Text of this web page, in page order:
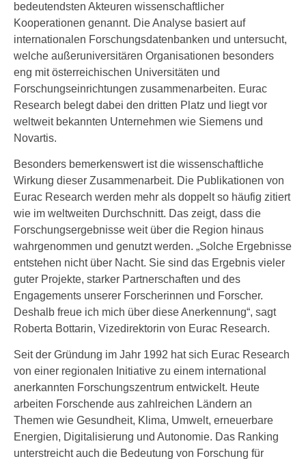
bedeutendsten Akteuren wissenschaftlicher
Kooperationen genannt. Die Analyse basiert auf
internationalen Forschungsdatenbanken und untersucht,
welche außeruniversitären Organisationen besonders
eng mit österreichischen Universitäten und
Forschungseinrichtungen zusammenarbeiten. Eurac
Research belegt dabei den dritten Platz und liegt vor
weltweit bekannten Unternehmen wie Siemens und
Novartis.
Besonders bemerkenswert ist die wissenschaftliche
Wirkung dieser Zusammenarbeit. Die Publikationen von
Eurac Research werden mehr als doppelt so häufig zitiert
wie im weltweiten Durchschnitt. Das zeigt, dass die
Forschungsergebnisse weit über die Region hinaus
wahrgenommen und genutzt werden. „Solche Ergebnisse
entstehen nicht über Nacht. Sie sind das Ergebnis vieler
guter Projekte, starker Partnerschaften und des
Engagements unserer Forscherinnen und Forscher.
Deshalb freue ich mich über diese Anerkennung“, sagt
Roberta Bottarin, Vizedirektorin von Eurac Research.
Seit der Gründung im Jahr 1992 hat sich Eurac Research
von einer regionalen Initiative zu einem international
anerkannten Forschungszentrum entwickelt. Heute
arbeiten Forschende aus zahlreichen Ländern an
Themen wie Gesundheit, Klima, Umwelt, erneuerbare
Energien, Digitalisierung und Autonomie. Das Ranking
unterstreicht auch die Bedeutung von Forschung für